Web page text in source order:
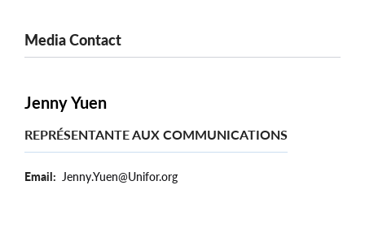
Media Contact
Jenny Yuen
REPRÉSENTANTE AUX COMMUNICATIONS
Email Jenny.Yuen@Unifor.org